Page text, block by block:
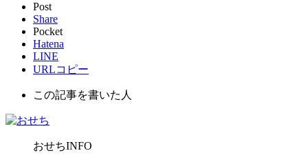
Post
Share
Pocket
Hatena
LINE
URLコピー
この記事を書いた人
おせちINFO